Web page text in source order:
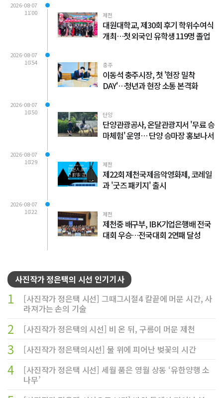
2026-08-07
11:00
제천
대원대학교, 제30회 후기 학위수여식
개최…첫 외국인 유학생 119명 졸업
2026-08-07
10:54
충주
이동석 충주시장, 첫 '현장 밀착
DAY'…청년과 현장 소통 본격화
2026-08-07
10:50
단양
단양관광공사, 온달관광지서 '무료 승
마체험' 운영… 단양 승마장 홍보나서
2026-08-07
10:29
제천
제22회 제천국제음악영화제, 코레일
과 '굿즈 패키지' 출시
2026-08-07
10:22
제천
제천중 배구부, IBK기업은행배 전국
대회 우승…전국대회 2연패 달성
사진작가 정은택의 시선 인기기사
1
[사진작가 정은택 시선] 그때그시절4 칼끝에 머문 시간, 사
라져가는 손의 기술
2 [사진작가 정은택의 시선] 비 온 뒤, 구름이 머문 제천
3 [사진작가 정은택의시선] 물 위에 피어난 벚꽃의 시간
4
[사진작가 정은택 시선] 세월 품은 영월 상동 ‘유한양행 소
나무’